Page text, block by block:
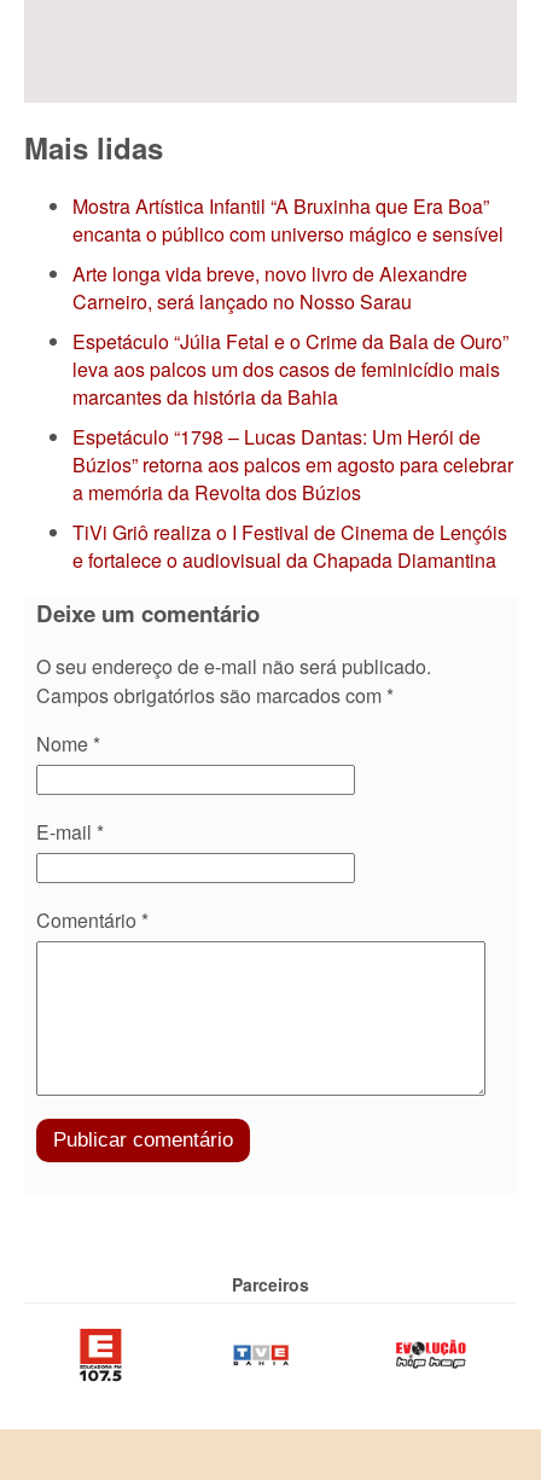
Mais lidas
Mostra Artística Infantil “A Bruxinha que Era Boa”
encanta o público com universo mágico e sensível
Arte longa vida breve, novo livro de Alexandre
Carneiro, será lançado no Nosso Sarau
Espetáculo “Júlia Fetal e o Crime da Bala de Ouro”
leva aos palcos um dos casos de feminicídio mais
marcantes da história da Bahia
Espetáculo “1798 – Lucas Dantas: Um Herói de
Búzios” retorna aos palcos em agosto para celebrar
a memória da Revolta dos Búzios
TiVi Griô realiza o I Festival de Cinema de Lençóis
e fortalece o audiovisual da Chapada Diamantina
Deixe um comentário
O seu endereço de e-mail não será publicado.
Campos obrigatórios são marcados com *
Nome *
E-mail *
Comentário *
Parceiros